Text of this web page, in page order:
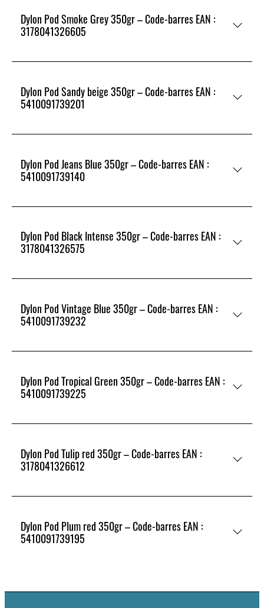
Dylon Pod Smoke Grey 350gr – Code-barres EAN :
3178041326605
Dylon Pod Sandy beige 350gr – Code-barres EAN :
5410091739201
Dylon Pod Jeans Blue 350gr – Code-barres EAN :
5410091739140
Dylon Pod Black Intense 350gr – Code-barres EAN :
3178041326575
Dylon Pod Vintage Blue 350gr – Code-barres EAN :
5410091739232
Dylon Pod Tropical Green 350gr – Code-barres EAN :
5410091739225
Dylon Pod Tulip red 350gr – Code-barres EAN :
3178041326612
Dylon Pod Plum red 350gr – Code-barres EAN :
5410091739195